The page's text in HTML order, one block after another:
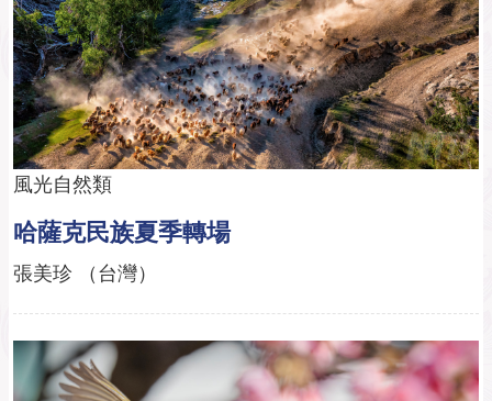
風光自然類
哈薩克民族夏季轉場
張美珍 （台灣）